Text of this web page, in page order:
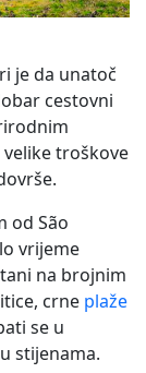
je da unatoč
cestovni
troškove
od São
vrijeme
na brojnim
crne plaže
se u
stijenama.